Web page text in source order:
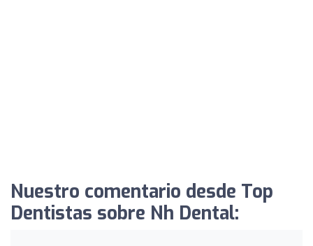
Nuestro comentario desde Top
Dentistas sobre Nh Dental: